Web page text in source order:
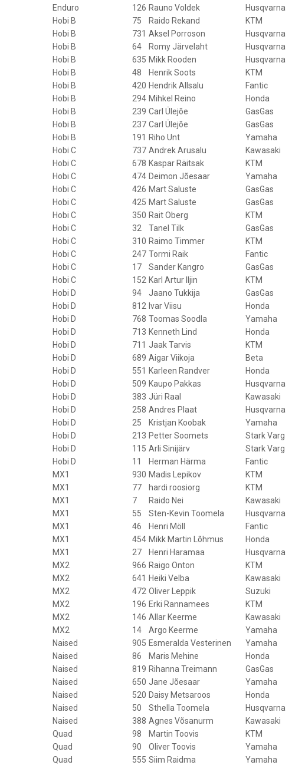
Enduro
126 Rauno Voldek Husqvarna
Hobi B
75 Raido Rekand KTM
Hobi B
731 Aksel Porroson Husqvarna
Hobi B
64 Romy Järvelaht Husqvarna
Hobi B
635 Mikk Rooden Husqvarna
Hobi B
48 Henrik Soots KTM
Hobi B
420 Hendrik Allsalu Fantic
Hobi B
294 Mihkel Reino Honda
Hobi B
239 Carl Ülejõe GasGas
Hobi B
237 Carl Ülejõe GasGas
Hobi B
191 Riho Unt Yamaha
Hobi C
737 Andrek Arusalu Kawasaki
Hobi C
678 Kaspar Räitsak KTM
Hobi C
474 Deimon Jõesaar Yamaha
Hobi C
426 Mart Saluste GasGas
Hobi C
425 Mart Saluste GasGas
Hobi C
350 Rait Oberg KTM
Hobi C
32 Tanel Tilk GasGas
Hobi C
310 Raimo Timmer KTM
Hobi C
247 Tormi Raik Fantic
Hobi C
17 Sander Kangro GasGas
Hobi C
152 Karl Artur Iljin KTM
Hobi D
94 Jaano Tukkija GasGas
Hobi D
812 Ivar Viisu Honda
Hobi D
768 Toomas Soodla Yamaha
Hobi D
713 Kenneth Lind Honda
Hobi D
711 Jaak Tarvis KTM
Hobi D
689 Aigar Viikoja Beta
Hobi D
551 Karleen Randver Honda
Hobi D
509 Kaupo Pakkas Husqvarna
Hobi D
383 Jüri Raal Kawasaki
Hobi D
258 Andres Plaat Husqvarna
Hobi D
25 Kristjan Koobak Yamaha
Hobi D
213 Petter Soomets Stark Varg
Hobi D
115 Arli Sinijärv Stark Varg
Hobi D
11 Herman Härma Fantic
MX1
930 Madis Lepikov KTM
MX1
77 hardi roosiorg KTM
MX1
7 Raido Nei Kawasaki
MX1
55 Sten-Kevin Toomela Husqvarna
MX1
46 Henri Möll Fantic
MX1
454 Mikk Martin Lõhmus Honda
MX1
27 Henri Haramaa Husqvarna
MX2
966 Raigo Onton KTM
MX2
641 Heiki Velba Kawasaki
MX2
472 Oliver Leppik Suzuki
MX2
196 Erki Rannamees KTM
MX2
146 Allar Keerme Kawasaki
MX2
14 Argo Keerme Yamaha
Naised
905 Esmeralda Vesterinen Yamaha
Naised
86 Maris Mehine Honda
Naised
819 Rihanna Treimann GasGas
Naised
650 Jane Jõesaar Yamaha
Naised
520 Daisy Metsaroos Honda
Naised
50 Sthella Toomela Husqvarna
Naised
388 Agnes Võsanurm Kawasaki
Quad
98 Martin Toovis KTM
Quad
90 Oliver Toovis Yamaha
Quad
555 Siim Raidma Yamaha